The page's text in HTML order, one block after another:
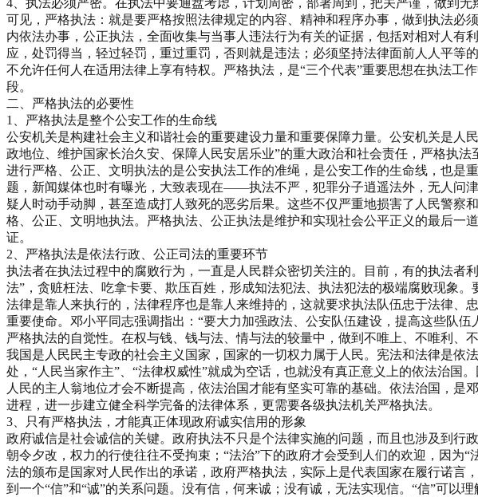
可见，严格执法：就是要严格按照法律规定的内容、精神和程序办事，做到执法
内依法办事，公正执法，全面收集与当事人违法行为有关的证据，包括对相对人
应，处罚得当，轻过轻罚，重过重罚，否则就是违法；必须坚持法律面前人人平
不允许任何人在适用法律上享有特权。严格执法，是“三个代表”重要思想在执法
段。
二、严格执法的必要性
1、严格执法是整个公安工作的生命线
公安机关是构建社会主义和谐社会的重要建设力量和重要保障力量。公安机关是人
政地位、维护国家长治久安、保障人民安居乐业”的重大政治和社会责任，严格执法
进行严格、公正、文明执法的是公安执法工作的准绳，是公安工作的生命线，也
题，新闻媒体也时有曝光，大致表现在——执法不严，犯罪分子逍遥法外，无人问
疑人时动手动脚，甚至造成打人致死的恶劣后果。这些不仅严重地损害了人民警
格、公正、文明地执法。严格执法、公正执法是维护和实现社会公平正义的最后
证。
2、严格执法是依法行政、公正司法的重要环节
执法者在执法过程中的腐败行为，一直是人民群众密切关注的。目前，有的执法
法”，贪赃枉法、吃拿卡要、欺压百姓，形成知法犯法、执法犯法的极端腐败现象
法律是靠人来执行的，法律程序也是靠人来维持的，这就要求执法队伍忠于法律
重要使命。邓小平同志强调指出：“要大力加强政法、公安队伍建设，提高这些队
严格执法的自觉性。在权与钱、钱与法、情与法的较量中，做到不唯上、不唯利、不
我国是人民民主专政的社会主义国家，国家的一切权力属于人民。宪法和法律是依
处，“人民当家作主”、“法律权威性”就成为空话，也就没有真正意义上的依法治国
人民的主人翁地位才会不断提高，依法治国才能有坚实可靠的基础。依法治国，
进程，进一步建立健全科学完备的法律体系，更需要各级执法机关严格执法。
3、只有严格执法，才能真正体现政府诚实信用的形象
政府诚信是社会诚信的关键。政府执法不只是个法律实施的问题，而且也涉及到行
朝令夕改，权力的行使往往不受拘束；“法治”下的政府才会受到人们的欢迎，因为“
法的颁布是国家对人民作出的承诺，政府严格执法，实际上是代表国家在履行诺
到一个“信”和“诚”的关系问题。没有信，何来诚；没有诚，无法实现信。“信”可以